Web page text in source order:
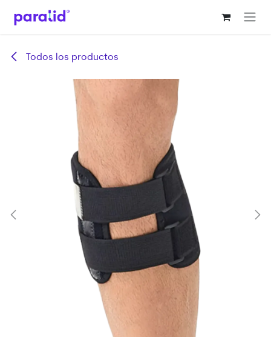
Todos los productos